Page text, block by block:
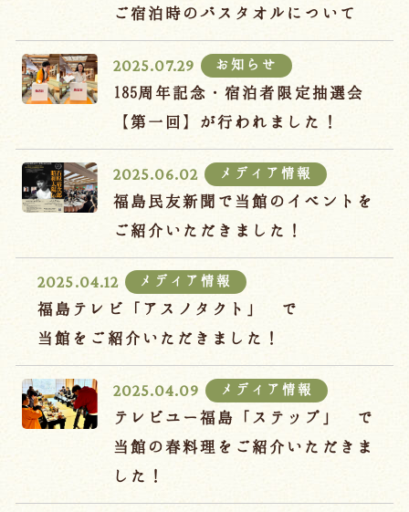
ご宿泊時のバスタオルについて
2025.07.29 お知らせ
185周年記念・宿泊者限定抽選会
【第一回】が行われました！
2025.06.02 メディア情報
福島民友新聞で当館のイベントを
ご紹介いただきました！
2025.04.12 メディア情報
福島テレビ「アスノタクト」 で
当館をご紹介いただきました！
2025.04.09 メディア情報
テレビユー福島「ステップ」 で
当館の春料理をご紹介いただきま
した！
会議・団体 吉川屋で過ごす特別な日
お知らせ よくあるご質問
お問い合わせ
予約確認・変更・キャンセル
キャンセルポリシー
オンラインショップ
吉川屋×温泉むすめ
Follow us
024-542-2226